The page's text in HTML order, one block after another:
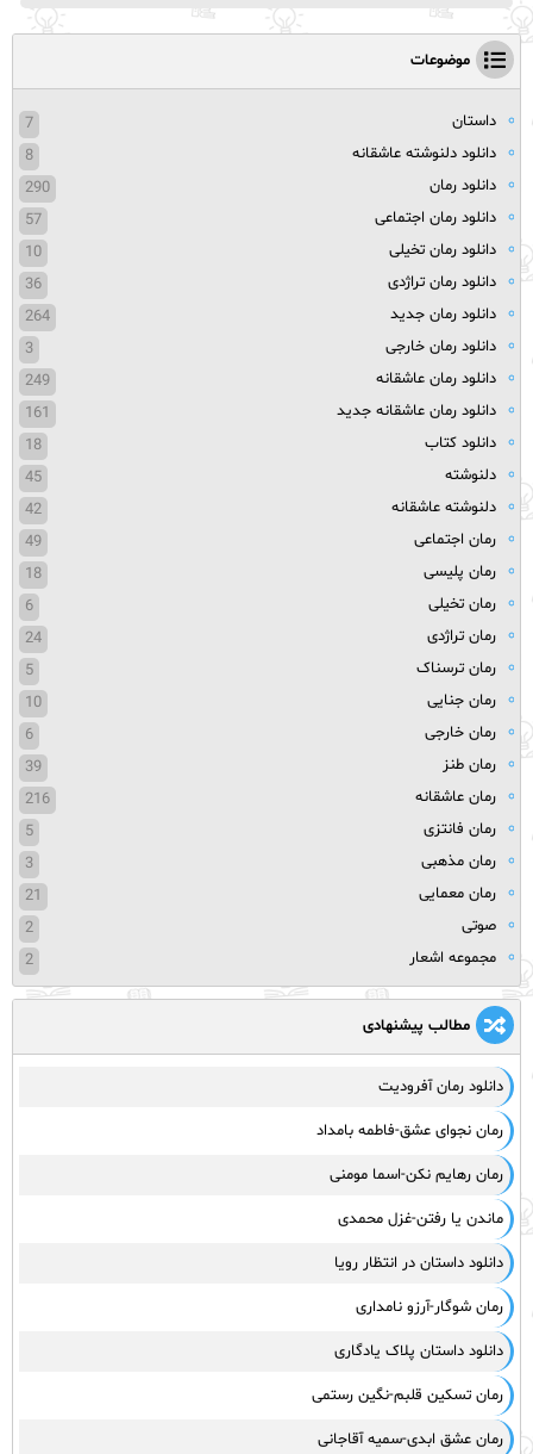
موضوعات
داستان
7
دانلود دلنوشته عاشقانه
8
دانلود رمان
290
دانلود رمان اجتماعی
57
دانلود رمان تخیلی
10
دانلود رمان تراژدی
36
دانلود رمان جدید
264
دانلود رمان خارجی
3
دانلود رمان عاشقانه
249
دانلود رمان عاشقانه جدید
161
دانلود کتاب
18
دلنوشته
45
دلنوشته عاشقانه
42
رمان اجتماعی
49
رمان پلیسی
18
رمان تخیلی
6
رمان تراژدی
24
رمان ترسناک
5
رمان جنایی
10
رمان خارجی
6
رمان طنز
39
رمان عاشقانه
216
رمان فانتزی
5
رمان مذهبی
3
رمان معمایی
21
صوتی
2
مجموعه اشعار
2
مطالب پیشنهادی
دانلود رمان آفرودیت
رمان نجوای عشق-فاطمه بامداد
رمان رهایم نکن-اسما مومنی
ماندن یا رفتن-غزل محمدی
دانلود داستان در انتظار رویا
رمان شوگار-آرزو نامداری
دانلود داستان پلاک یادگاری
رمان تسکین قلبم-نگین رستمی
رمان عشق ابدی-سمیه آقاجانی